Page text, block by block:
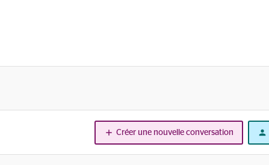
Créer une nouvelle conversation